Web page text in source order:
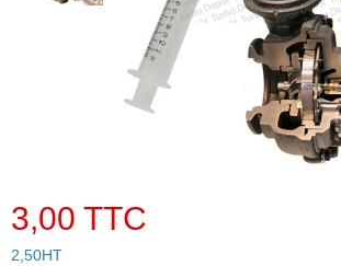
3,00 TTC
2,50HT